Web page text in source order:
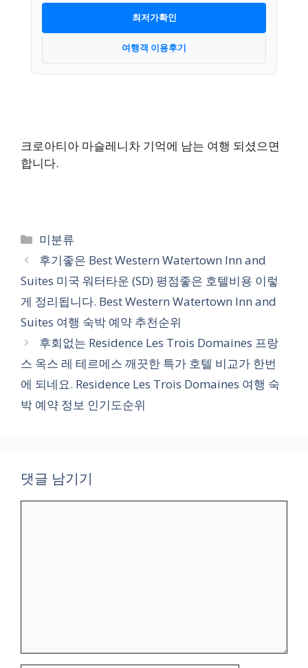
최저가확인
여행객 이용후기
크로아티아 마슬레니차 기억에 남는 여행 되셨으면
합니다.
카
테
고
리
미분류
후기좋은 Best Western Watertown Inn and
Suites 미국 워터타운 (SD) 평점좋은 호텔비용 이렇
게 정리됩니다. Best Western Watertown Inn and
Suites 여행 숙박 예약 추천순위
후회없는 Residence Les Trois Domaines 프랑
스 옥스 레 테르메스 깨끗한 특가 호텔 비교가 한번
에 되네요. Residence Les Trois Domaines 여행 숙
박 예약 정보 인기도순위
댓글 남기기